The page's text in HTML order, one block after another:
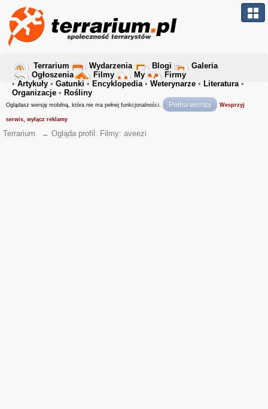
Terrarium Wydarzenia Blogi
Galeria
Ogłoszenia
Filmy My
Firmy
• Artykuły • Gatunki • Encyklopedia• Weterynarze • Literatura•
Organizacje • Rośliny
Oglądasz wersję mobilną, która nie ma pełnej funkcjonalności. Pełna wersja Wesprzyj
serwis, wyłącz reklamy
Terrarium → Ogląda profil: Filmy: aveezi